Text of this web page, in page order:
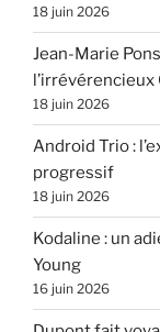
18 juin 2026
Jean-Marie
l’irrévérencieux
18 juin 2026
Android Trio :
progressif
18 juin 2026
Kodaline : un
Young
16 juin 2026